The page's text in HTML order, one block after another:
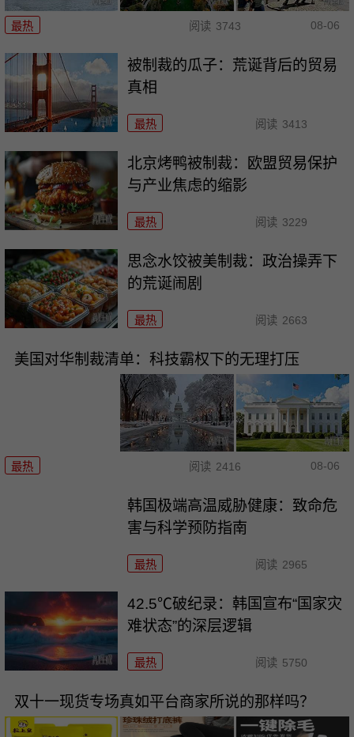
最热 阅读 3743 08-06
被制裁的瓜子：荒诞背后的贸易
真相
最热 阅读 3413
北京烤鸭被制裁：欧盟贸易保护
与产业焦虑的缩影
最热 阅读 3229
思念水饺被美制裁：政治操弄下
的荒诞闹剧
最热 阅读 2663
美国对华制裁清单：科技霸权下的无理打压
最热 阅读 2416 08-06
韩国极端高温威胁健康：致命危
害与科学预防指南
最热 阅读 2965
42.5℃破纪录：韩国宣布“国家灾
难状态”的深层逻辑
最热 阅读 5750
双十一现货专场真如平台商家所说的那样吗？